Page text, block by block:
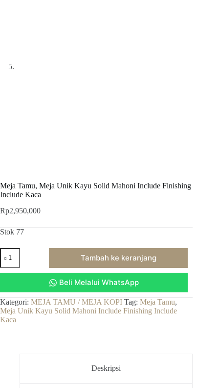
Meja Tamu, Meja Unik Kayu Solid Mahoni Include Finishing
Include Kaca
Rp2,950,000
Stok 77
Kuantitas
Meja
Tamu,
Kayu
Solid
Mahoni
Include
Tambah ke keranjang
Beli Melalui WhatsApp
Kategori: MEJA TAMU / MEJA KOPI Tag: Meja Tamu,
Meja Unik Kayu Solid Mahoni Include Finishing Include
Kaca
Deskripsi